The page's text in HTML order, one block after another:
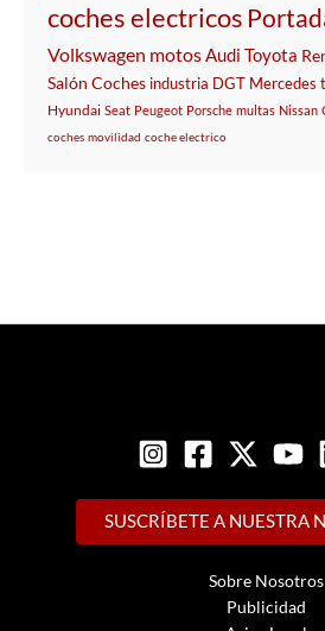
coches electricos
Volkswagen motosAudi Toyota
Salón Coches industria DGT Mercedes
Hyundai Seat Peugeot Porsche multas Nissan
coches movilidad coche electrico
SUSCRÍBETE A NUESTRA
Sobre Nosotros
Publicidad